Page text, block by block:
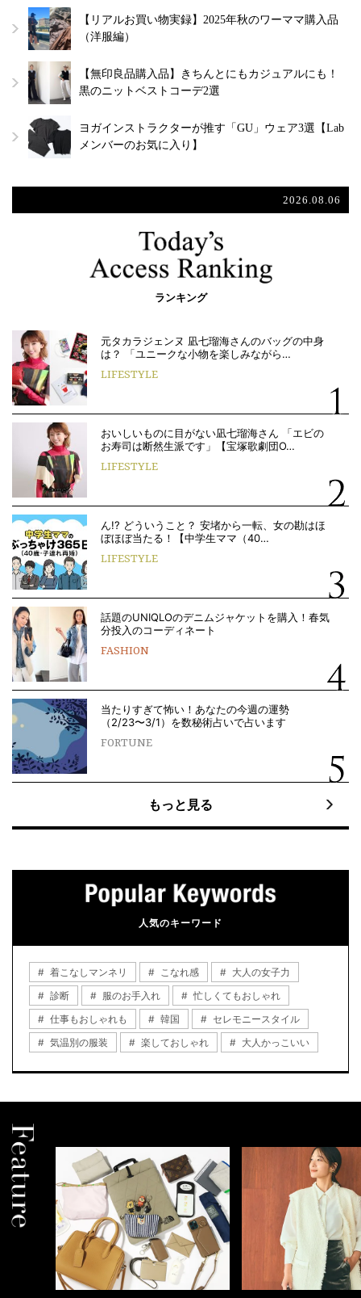
【リアルお買い物実録】2025年秋のワーママ購入品
（洋服編）
【無印良品購入品】きちんとにもカジュアルにも！
黒のニットベストコーデ2選
ヨガインストラクターが推す「GU」ウェア3選【Lab
メンバーのお気に入り】
2026.08.06
ランキング
元タカラジェンヌ 凪七瑠海さんのバッグの中身
は？ 「ユニークな小物を楽しみながら…
LIFESTYLE
おいしいものに目がない凪七瑠海さん 「エビの
お寿司は断然生派です」【宝塚歌劇団O…
LIFESTYLE
ん!? どういうこと？ 安堵から一転、女の勘はほ
ぼほぼ当たる！【中学生ママ（40…
LIFESTYLE
話題のUNIQLOのデニムジャケットを購入！春気
分投入のコーディネート
FASHION
当たりすぎて怖い！あなたの今週の運勢
（2/23〜3/1）を数秘術占いで占います
FORTUNE
もっと見る
人気のキーワード
着こなしマンネリ こなれ感
大人の女子力
診断
服のお手入れ
忙しくてもおしゃれ
仕事もおしゃれも
韓国
セレモニースタイル
気温別の服装
楽しておしゃれ 大人かっこいい